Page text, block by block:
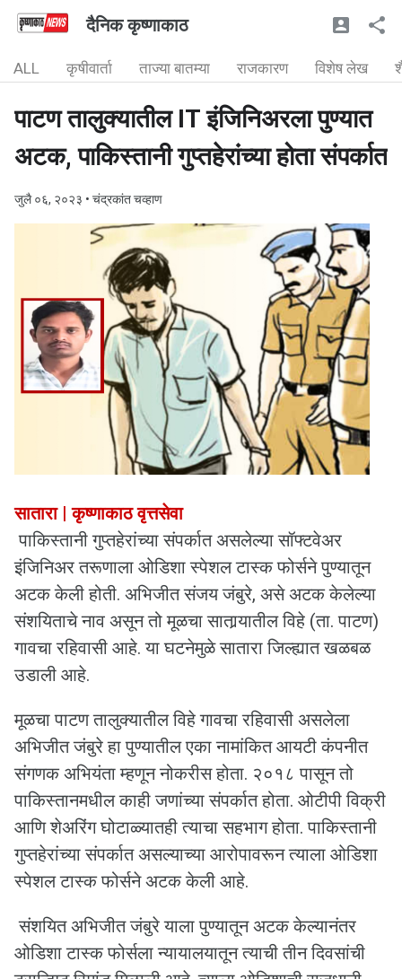
दैनिक कृष्णाकाठ
ALL कृषीवार्ता ताज्या बातम्या राजकारण विशेष लेख
पाटण तालुक्यातील IT इंजिनिअरला पुण्यात
अटक, पाकिस्तानी गुप्तहेरांच्या होता संपर्कात
जुलै ०६, २०२३ • चंद्रकांत चव्हाण
सातारा | कृष्णाकाठ वृत्तसेवा
पाकिस्तानी गुप्तहेरांच्या संपर्कात असलेल्या सॉफ्टवेअर
इंजिनिअर तरूणाला ओडिशा स्पेशल टास्क फोर्सने पुण्यातून
अटक केली होती. अभिजीत संजय जंबुरे, असे अटक केलेल्या
संशयिताचे नाव असून तो मूळचा सातार्‍यातील विहे (ता. पाटण)
गावचा रहिवासी आहे. या घटनेमुळे सातारा जिल्ह्यात खळबळ
उडाली आहे.
मूळचा पाटण तालुक्यातील विहे गावचा रहिवासी असलेला
अभिजीत जंबुरे हा पुण्यातील एका नामांकित आयटी कंपनीत
संगणक अभियंता म्हणून नोकरीस होता. २०१८ पासून तो
पाकिस्तानमधील काही जणांच्या संपर्कात होता. ओटीपी विक्री
आणि शेअरिंग घोटाळ्यातही त्याचा सहभाग होता. पाकिस्तानी
गुप्तहेरांच्या संपर्कात असल्याच्या आरोपावरून त्याला ओडिशा
स्पेशल टास्क फोर्सने अटक केली आहे.
संशयित अभिजीत जंबुरे याला पुण्यातून अटक केल्यानंतर
ओडिशा टास्क फोर्सला न्यायालयातून त्याची तीन दिवसांची